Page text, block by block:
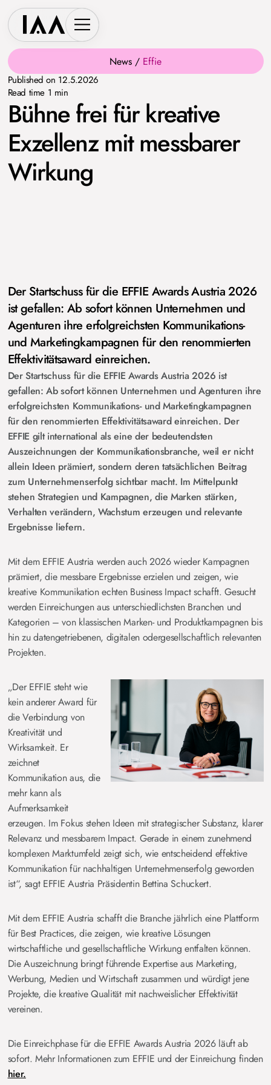
News / Effie
Published on 12.5.2026
Read time 1 min
Bühne frei für kreative
Exzellenz mit messbarer
Wirkung
Der Startschuss für die EFFIE Awards Austria 2026
ist gefallen: Ab sofort können Unternehmen und
Agenturen ihre erfolgreichsten Kommunikations-
und Marketingkampagnen für den renommierten
Effektivitätsaward einreichen.
Der Startschuss für die EFFIE Awards Austria 2026 ist
gefallen: Ab sofort können Unternehmen und Agenturen ihre
erfolgreichsten Kommunikations- und Marketingkampagnen
für den renommierten Effektivitätsaward einreichen. Der
EFFIE gilt international als eine der bedeutendsten
Auszeichnungen der Kommunikationsbranche, weil er nicht
allein Ideen prämiert, sondern deren tatsächlichen Beitrag
zum Unternehmenserfolg sichtbar macht. Im Mittelpunkt
stehen Strategien und Kampagnen, die Marken stärken,
Verhalten verändern, Wachstum erzeugen und relevante
Ergebnisse liefern.
Mit dem EFFIE Austria werden auch 2026 wieder Kampagnen
prämiert, die messbare Ergebnisse erzielen und zeigen, wie
kreative Kommunikation echten Business Impact schafft. Gesucht
werden Einreichungen aus unterschiedlichsten Branchen und
Kategorien – von klassischen Marken- und Produktkampagnen bis
hin zu datengetriebenen, digitalen odergesellschaftlich relevanten
Projekten.
„Der EFFIE steht wie
kein anderer Award für
die Verbindung von
Kreativität und
Wirksamkeit. Er
zeichnet
Kommunikation aus, die
mehr kann als
Aufmerksamkeit
erzeugen. Im Fokus stehen Ideen mit strategischer Substanz, klarer
Relevanz und messbarem Impact. Gerade in einem zunehmend
komplexen Marktumfeld zeigt sich, wie entscheidend effektive
Kommunikation für nachhaltigen Unternehmenserfolg geworden
ist“, sagt EFFIE Austria Präsidentin Bettina Schuckert.
Mit dem EFFIE Austria schafft die Branche jährlich eine Plattform
für Best Practices, die zeigen, wie kreative Lösungen
wirtschaftliche und gesellschaftliche Wirkung entfalten können.
Die Auszeichnung bringt führende Expertise aus Marketing,
Werbung, Medien und Wirtschaft zusammen und würdigt jene
Projekte, die kreative Qualität mit nachweislicher Effektivität
vereinen.
Die Einreichphase für die EFFIE Awards Austria 2026 läuft ab
sofort. Mehr Informationen zum EFFIE und der Einreichung finden
hier.